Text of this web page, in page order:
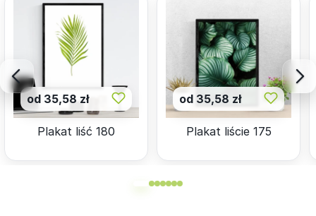
od 35,58 zł
Plakat liść 180
od 35,58 zł
Plakat liście 175